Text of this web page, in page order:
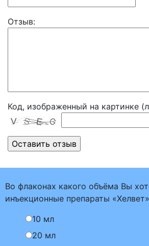
Отзыв:
Код, изображенный на картинке
Во флаконах какого объёма Вы
инъекционные препараты
10 мл
20 мл